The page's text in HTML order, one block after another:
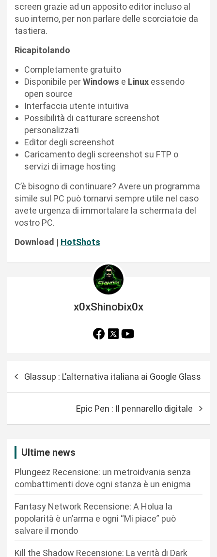
screen grazie ad un apposito editor incluso al
suo interno, per non parlare delle scorciatoie da
tastiera.
Ricapitolando
Completamente gratuito
Disponibile perWindows e Linux essendo
open source
Interfaccia utente intuitiva
Possibilità di catturare screenshot
personalizzati
Editor degli screenshot
Caricamento degli screenshot su FTP o
servizi di image hosting
C’è bisogno di continuare? Avere un programma
simile sul PC può tornarvi sempre utile nel caso
avete urgenza di immortalare la schermata del
vostro PC.
Download | HotShots
x0xShinobix0x
Glassup : L’alternativa italiana ai Google Glass
Epic Pen : Il pennarello digitale
Ultime news
Plungeez Recensione: un metroidvania senza
combattimenti dove ogni stanza è un enigma
Fantasy Network Recensione: A Holua la
popolarità è un’arma e ogni “Mi piace” può
salvare il mondo
Kill the Shadow Recensione: La verità di Dark